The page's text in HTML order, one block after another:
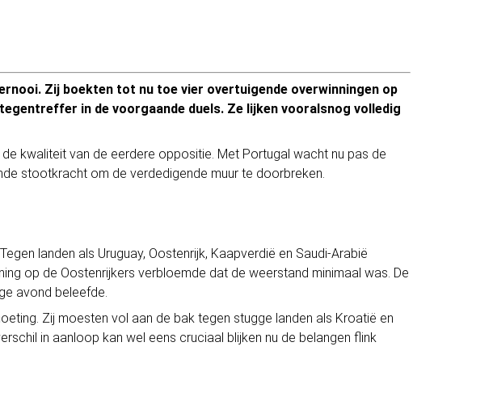
Zij boekten tot nu toe vier overtuigende overwinningen op
in de voorgaande duels. Ze lijken vooralsnog volledig
kwaliteit van de eerdere oppositie. Met Portugal wacht nu pas de
stootkracht om de verdedigende muur te doorbreken.
landen als Uruguay, Oostenrijk, Kaapverdië en Saudi-Arabië
op de Oostenrijkers verbloemde dat de weerstand minimaal was. De
avond beleefde.
Zij moesten vol aan de bak tegen stugge landen als Kroatië en
in aanloop kan wel eens cruciaal blijken nu de belangen flink